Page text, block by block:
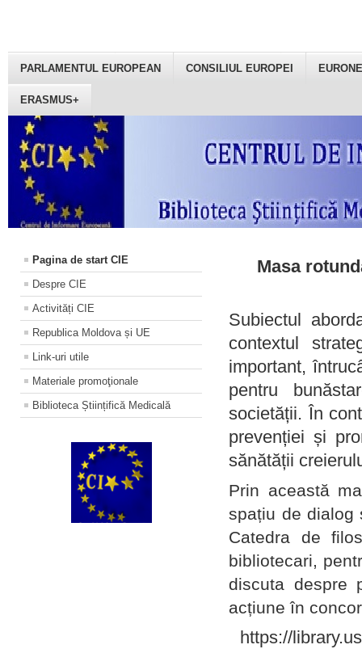
PARLAMENTUL EUROPEAN CONSILIUL EUROPEI
ERASMUS+
Pagina de start CIE
Despre CIE
Activități CIE
Republica Moldova și UE
Link-uri utile
Materiale promoţionale
Biblioteca Științifică Medicală
Masa
Subiectul
contextul
important,
pentru
societății. În
prevenției și
sănătății
Prin această
spațiu de dialog
Catedra de
bibliotecari,
discuta despre
acțiune în
https://